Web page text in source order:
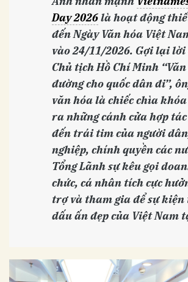
Day 2026là hoạt động
đến Ngày Văn hóa Việt
vào 24/11/2026. Gợi lại
Chủ tịch Hồ Chí Minh
đường cho quốc dân đi”,
văn hóa là chiếc chìa
ra những cánh cửa hợp
đến trái tim của người
nghiệp, chính quyền các
Tổng Lãnh sự kêu gọi
chức, cá nhân tích cực
trợ và tham gia để sự
dấu ấn đẹp của Việt Nam